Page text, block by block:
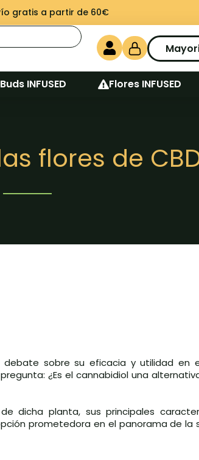
gratis a partir de 60€
INFUSED Flores INFUSED
flores de
sobre su eficacia y utilidad en
¿Es el cannabidiol una
dicha planta, sus principales
prometedora en el panorama de la